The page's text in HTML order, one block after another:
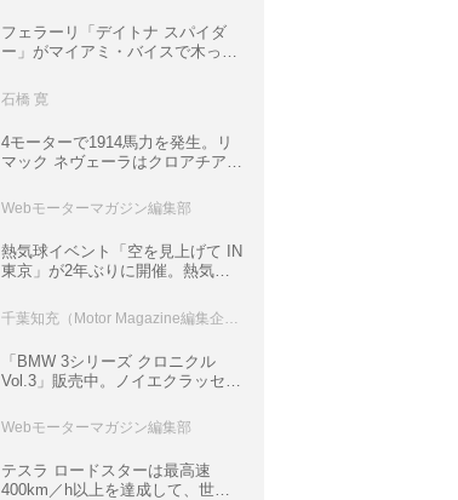
フェラーリ「デイトナ スパイダ
ー」がマイアミ・バイスで木っ端
サ」に化けた理由
石橋 寛
4モーターで1914馬力を発生。リ
マック ネヴェーラはクロアチア発
ロニクル・完全版／115】
Webモーターマガジン編集部
熱気球イベント「空を見上げて IN
東京」が2年ぶりに開催。熱気球
室などのコンテンツも
「BMW 3シリーズ クロニクル
Vol.3」販売中。ノイエクラッセか
ムック
Webモーターマガジン編集部
テスラ ロードスターは最高速
400km／h以上を達成して、世界